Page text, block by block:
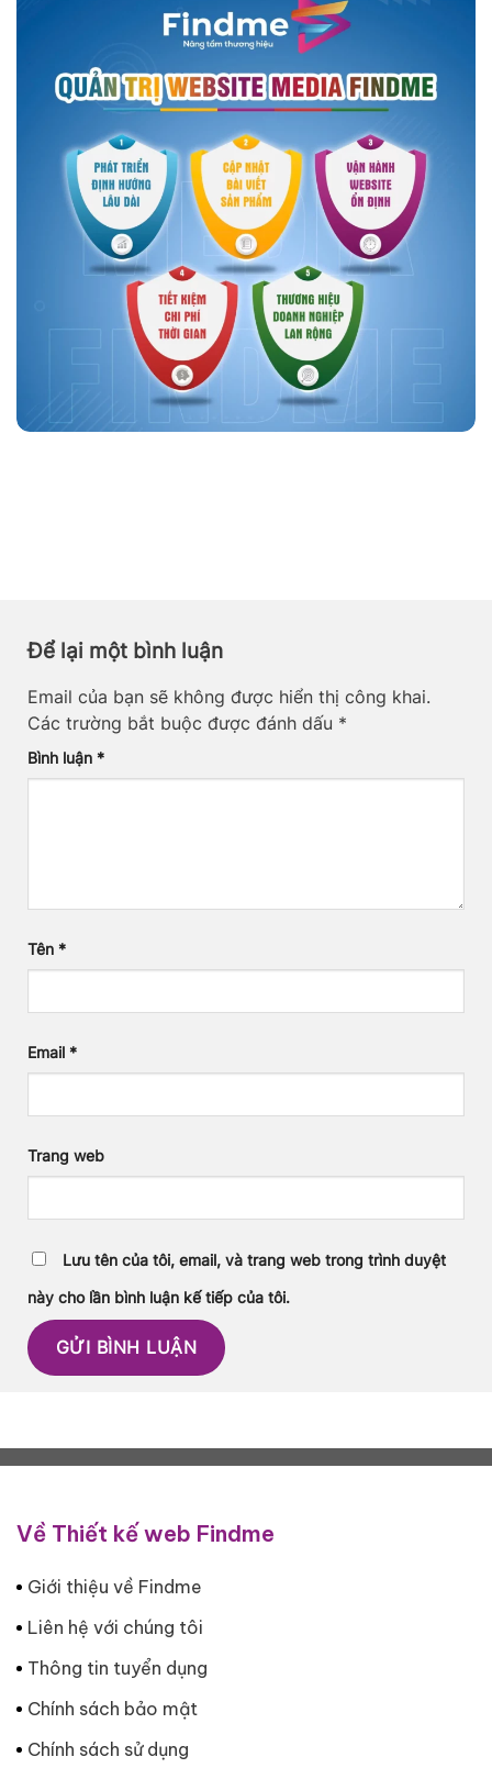
Để lại một bình luận
Email của bạn sẽ không được hiển thị công khai.
Các trường bắt buộc được đánh dấu *
Bình luận *
Tên *
Email *
Trang web
Lưu tên của tôi, email, và trang web trong trình duyệt
này cho lần bình luận kế tiếp của tôi.
Về Thiết kế web Findme
Giới thiệu về Findme
Liên hệ với chúng tôi
Thông tin tuyển dụng
Chính sách bảo mật
Chính sách sử dụng